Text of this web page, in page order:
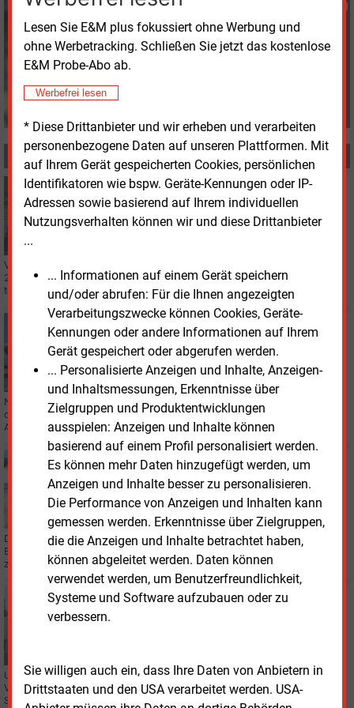
Lesen Sie E&M plus fokussiert ohne Werbung und
ohne Werbetracking. Schließen Sie jetzt das kostenlose
E&M Probe-Abo ab.
Werbefrei lesen
* Diese Drittanbieter und wir erheben und verarbeiten
personenbezogene Daten auf unseren Plattformen. Mit
auf Ihrem Gerät gespeicherten Cookies, persönlichen
Identifikatoren wie bspw. Geräte-Kennungen oder IP-
Adressen sowie basierend auf Ihrem individuellen
Nutzungsverhalten können wir und diese Drittanbieter
...
... Informationen auf einem Gerät speichern
und/oder abrufen: Für die Ihnen angezeigten
Verarbeitungszwecke können Cookies, Geräte-
Kennungen oder andere Informationen auf Ihrem
Gerät gespeichert oder abgerufen werden.
... Personalisierte Anzeigen und Inhalte, Anzeigen-
und Inhaltsmessungen, Erkenntnisse über
Zielgruppen und Produktentwicklungen
ausspielen: Anzeigen und Inhalte können
basierend auf einem Profil personalisiert werden.
Es können mehr Daten hinzugefügt werden, um
Anzeigen und Inhalte besser zu personalisieren.
Die Performance von Anzeigen und Inhalten kann
gemessen werden. Erkenntnisse über Zielgruppen,
die die Anzeigen und Inhalte betrachtet haben,
können abgeleitet werden. Daten können
verwendet werden, um Benutzerfreundlichkeit,
Systeme und Software aufzubauen oder zu
verbessern.
Sie willigen auch ein, dass Ihre Daten von Anbietern in
Drittstaaten und den USA verarbeitet werden. USA-
+49 (0) 8152 9311 33
s.sagmeister@energie-
Freitag, 17.04.2026, 15:41
ELEKTROFAHRZEUGE
Volkswagen will E-Auto-Batterien vermarkten
Volkswagen plant den Einstieg in Vehicle-to-Grid für Privatkunden ab Ende
2026. Elektroautos sollen dann als flexible Speicher am Energiemarkt
teilnehmen.
PHOTOVOLTAIK
Prosumer-Initiative für Stadtwerke gestartet
Neue Geschäftsmodelle rund um Prosumer rücken für Stadtwerke stärker in
den Fokus. Eine Initiative soll helfen, Strategien zu entwickeln und
Anwendungen wirtschaftlich einzuordnen.
Mittwoch, 1.04.2026, 11:02
SMART HOME
Naturstrom und Lumenhaus bündeln Angebote
Die Naturstrom AG und Lumenhaus verknüpfen Tarif und
Energiemanagement, um Eigenheime effizienter zu steuern und Stromkosten
zu senken. Zudem werde das Netz entlastet.
Montag, 23.03.2026, 15:25
STROMTARIFE
Unklare Berechnungsgrundlagen, fehlende Informationen: Die
Verbraucherzentrale Nordrhein-Westfalen sieht große Defizite bei
Stromtarifen für Wärmepumpen.